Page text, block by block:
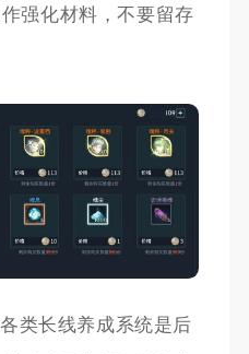
强化材料，不要留存
类长线养成系统是后